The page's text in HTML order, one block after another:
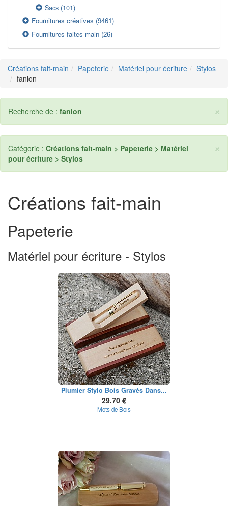
Sacs (101)
Fournitures créatives (9461)
Fournitures faites main (26)
Créations fait-main Papeterie Matériel pour écriture
Stylos
fanion
×
Recherche de : fanion
×
Catégorie : Créations fait-main > Papeterie > Matériel
pour écriture > Stylos
Créations fait-main
Papeterie
Matériel pour écriture - Stylos
Plumier Stylo Bois Gravés Dans...
29.70 €
Mots de Bois